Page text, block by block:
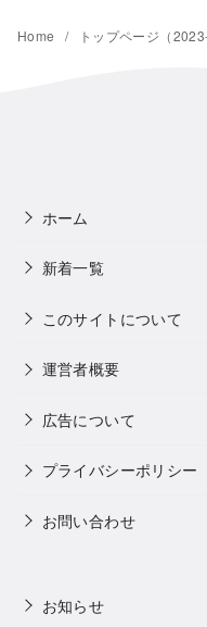
Home トップページ（
ホーム
新着一覧
このサイトについて
運営者概要
広告について
プライバシーポリシー
お問い合わせ
お知らせ